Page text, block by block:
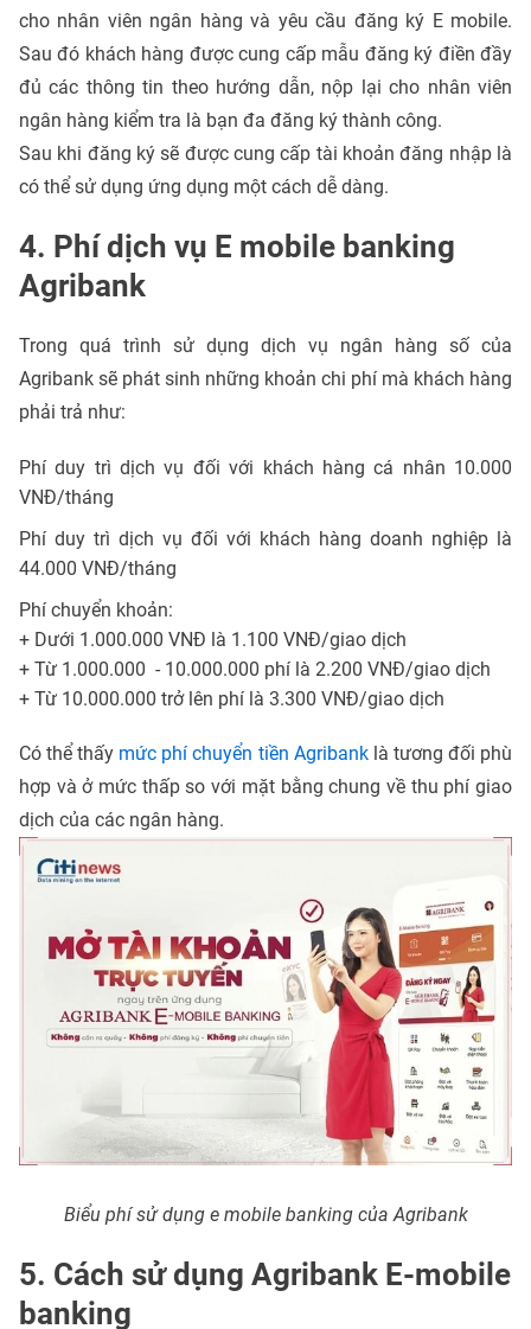
cho nhân viên ngân hàng và yêu cầu đăng ký E mobile.
Sau đó khách hàng được cung cấp mẫu đăng ký điền đầy
đủ các thông tin theo hướng dẫn, nộp lại cho nhân viên
ngân hàng kiểm tra là bạn đa đăng ký thành công.
Sau khi đăng ký sẽ được cung cấp tài khoản đăng nhập là
có thể sử dụng ứng dụng một cách dễ dàng.
4. Phí dịch vụ E mobile banking
Agribank
Trong quá trình sử dụng dịch vụ ngân hàng số của
Agribank sẽ phát sinh những khoản chi phí mà khách hàng
phải trả như:
Phí duy trì dịch vụ đối với khách hàng cá nhân 10.000
VNĐ/tháng
Phí duy trì dịch vụ đối với khách hàng doanh nghiệp là
44.000 VNĐ/tháng
Phí chuyển khoản:
+ Dưới 1.000.000 VNĐ là 1.100 VNĐ/giao dịch
+ Từ 1.000.000 - 10.000.000 phí là 2.200 VNĐ/giao dịch
+ Từ 10.000.000 trở lên phí là 3.300 VNĐ/giao dịch
Có thể thấy mức phí chuyển tiền Agribanklà tương đối phù
hợp và ở mức thấp so với mặt bằng chung về thu phí giao
dịch của các ngân hàng.
Biểu phí sử dụng e mobile banking của Agribank
5. Cách sử dụng Agribank E-mobile
banking